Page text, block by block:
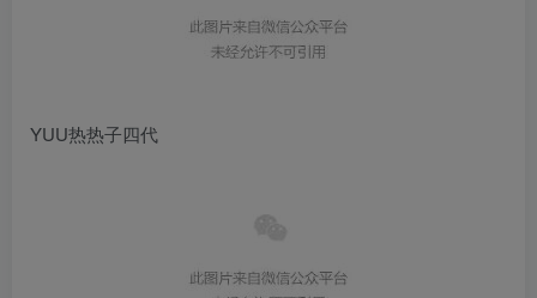
YUU热热子四代